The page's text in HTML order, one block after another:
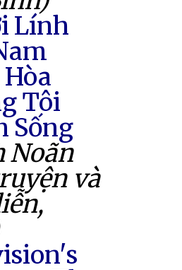
Lính
Tôi
Sống
Noãn
và